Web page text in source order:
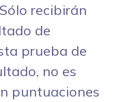
recibirán
de
prueba de
no es
puntuaciones